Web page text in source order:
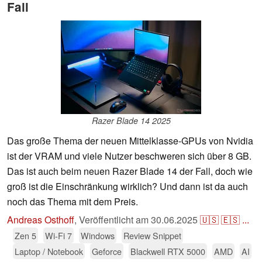
Fall
Razer Blade 14 2025
Das große Thema der neuen Mittelklasse-GPUs von Nvidia
ist der VRAM und viele Nutzer beschweren sich über 8 GB.
Das ist auch beim neuen Razer Blade 14 der Fall, doch wie
groß ist die Einschränkung wirklich? Und dann ist da auch
noch das Thema mit dem Preis.
Andreas Osthoff, Veröffentlicht am30.06.2025🇺🇸🇪🇸 ...
Zen 5 Wi-Fi 7 Windows
Review Snippet
Laptop / Notebook
Geforce Blackwell RTX 5000 AMD AI